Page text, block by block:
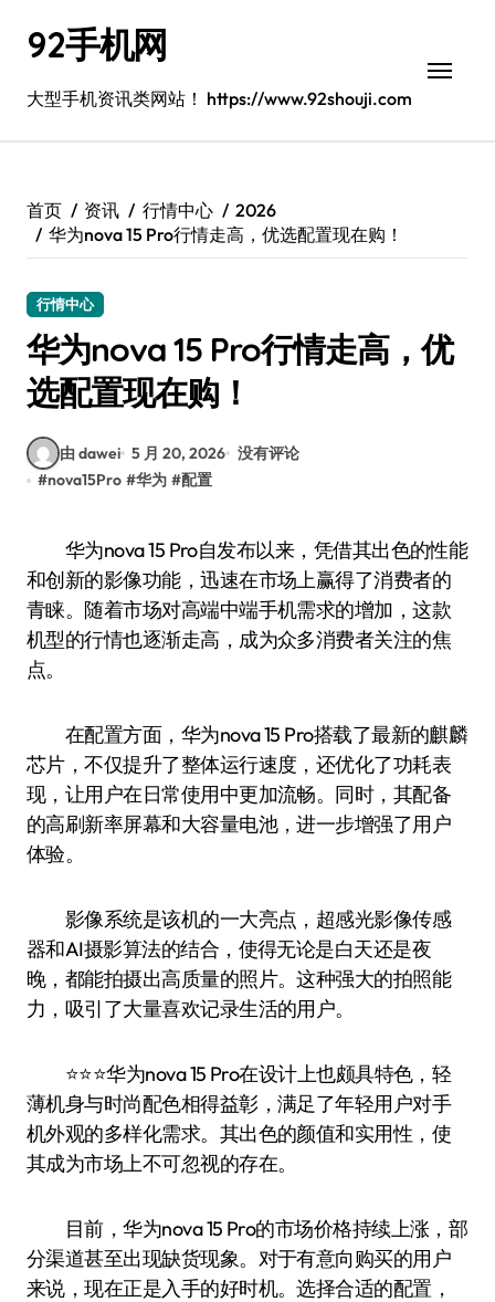
92手机网
大型手机资讯类网站！ https://www.92shouji.com
首页 资讯 行情中心
2026
华为nova 15 Pro行情走高，优选配置现在购！
行情中心
华为nova 15 Pro行情走高，优
选配置现在购！
由 dawei 5 月 20, 2026 没有评论
#nova15Pro #华为 #配置
华为nova 15 Pro自发布以来，凭借其出色的性能
和创新的影像功能，迅速在市场上赢得了消费者的
青睐。随着市场对高端中端手机需求的增加，这款
机型的行情也逐渐走高，成为众多消费者关注的焦
点。
在配置方面，华为nova 15 Pro搭载了最新的麒麟
芯片，不仅提升了整体运行速度，还优化了功耗表
现，让用户在日常使用中更加流畅。同时，其配备
的高刷新率屏幕和大容量电池，进一步增强了用户
体验。
影像系统是该机的一大亮点，超感光影像传感
器和AI摄影算法的结合，使得无论是白天还是夜
晚，都能拍摄出高质量的照片。这种强大的拍照能
力，吸引了大量喜欢记录生活的用户。
⭐️⭐️⭐️华为nova 15 Pro在设计上也颇具特色，轻
薄机身与时尚配色相得益彰，满足了年轻用户对手
机外观的多样化需求。其出色的颜值和实用性，使
其成为市场上不可忽视的存在。
目前，华为nova 15 Pro的市场价格持续上涨，部
分渠道甚至出现缺货现象。对于有意向购买的用户
来说，现在正是入手的好时机。选择合适的配置，